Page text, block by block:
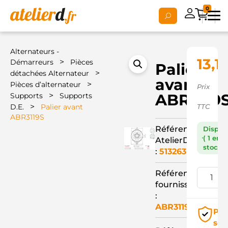
0
Alternateurs -
Démarreurs
>
Pièces
détachées Alternateur
>
Pièces d’alternateur >
Supports >
Supports
D.E.
>
Palier avant
ABR3119S
Palier
avant
Référence
AtelierD
:513263
Référence
fournisseur
:
ABR3119S
Prix
TTC
( 1 en
stock )